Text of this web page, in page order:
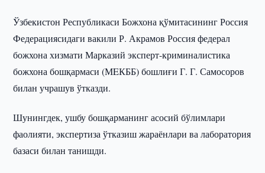
Ўзбекистон Республикаси Божхона қўмитасининг Россия
Федерациясидаги вакили Р. Акрамов Россия федерал
божхона хизмати Марказий эксперт-криминалистика
божхона бошқармаси (МEКББ) бошлиғи Г. Г. Самосоров
билан учрашув ўтказди.
Шунингдек, ушбу бошқарманинг асосий бўлимлари
фаолияти, экспертиза ўтказиш жараёнлари ва лаборатория
базаси билан танишди.